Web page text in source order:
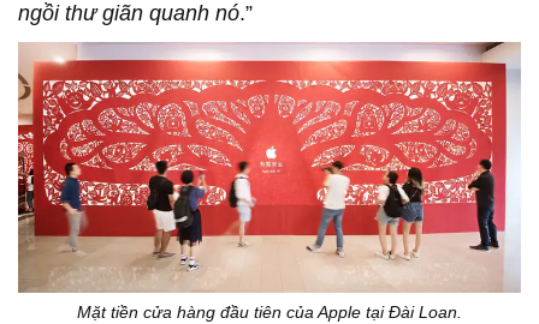
ngồi thư giãn quanh nó.”
Mặt tiền cửa hàng đầu tiên của Apple tại Đài Loan.